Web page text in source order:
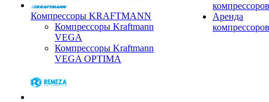
Компрессоры KRAFTMANN
Компрессоры Kraftmann
VEGA
Компрессоры Kraftmann
VEGA OPTIMA
компрессоров
Аренда
компрессоров